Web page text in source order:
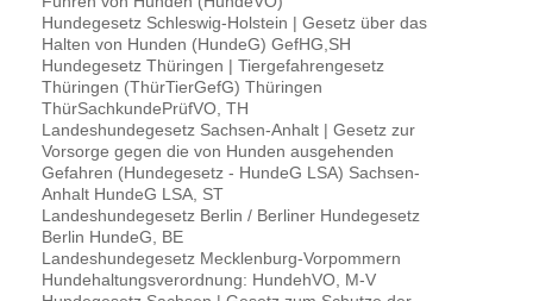
Hundegesetz Schleswig-Holstein | Gesetz über das
Halten von Hunden (HundeG) GefHG,SH
Hundegesetz Thüringen | Tiergefahrengesetz
Thüringen (ThürTierGefG) Thüringen
ThürSachkundePrüfVO, TH
Landeshundegesetz Sachsen-Anhalt | Gesetz zur
Vorsorge gegen die von Hunden ausgehenden
Gefahren (Hundegesetz - HundeG LSA) Sachsen-
Anhalt HundeG LSA, ST
Landeshundegesetz Berlin / Berliner Hundegesetz
Berlin HundeG, BE
Landeshundegesetz Mecklenburg-Vorpommern
Hundehaltungsverordnung: HundehVO, M-V